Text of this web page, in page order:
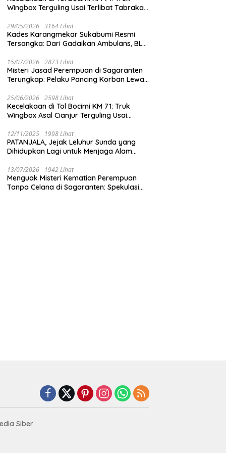
Wingbox Terguling Usai Terlibat Tabrakan
29/05/2026 3164 Lihat
Kades Karangmekar Sukabumi Resmi
Tersangka: Dari Gadaikan Ambulans, BLT
15/07/2026 2873 Lihat
Misteri Jasad Perempuan di Sagaranten
Terungkap: Pelaku Pancing Korban Lewat
25/06/2026 2598 Lihat
Kecelakaan di Tol Bocimi KM 71: Truk
Wingbox Asal Cianjur Terguling Usai
RS Sekarwangi
12/11/2025 1998 Lihat
PATANJALA, Jejak Leluhur Sunda yang
Dihidupkan Lagi untuk Menjaga Alam
13/07/2026 1942 Lihat
Menguak Misteri Kematian Perempuan
Tanpa Celana di Sagaranten: Spekulasi
Siber